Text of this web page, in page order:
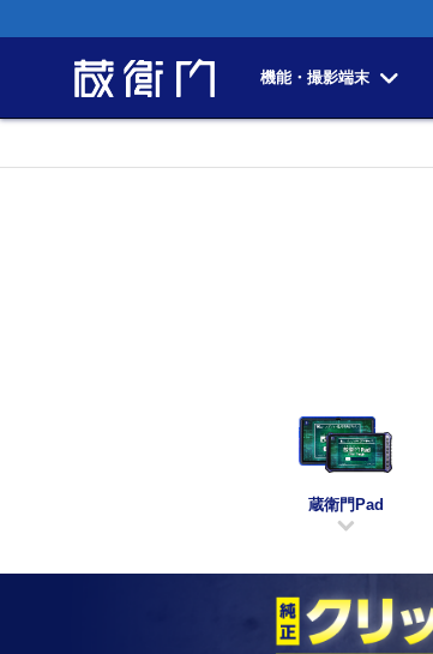
機能・撮影端末
蔵衛門Pad